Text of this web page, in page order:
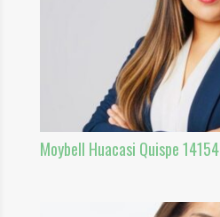
Moybell Huacasi Quispe 14154